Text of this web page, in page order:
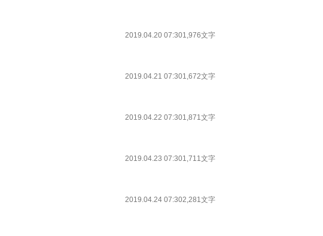
2019.04.20 07:301,976文字
2019.04.21 07:301,672文字
2019.04.22 07:301,871文字
2019.04.23 07:301,711文字
2019.04.24 07:302,281文字